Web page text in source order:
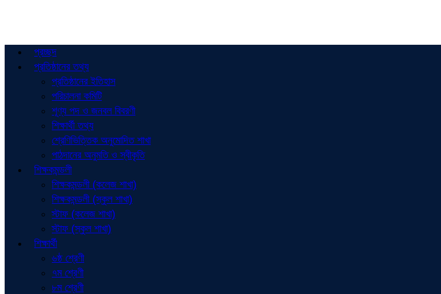
প্রচ্ছদ
প্রতিষ্ঠানের তথ্য
প্রতিষ্ঠানের ইতিহাস
পরিচালনা কমিটি
শূণ্য পদ ও জনবল বিবরণী
শিক্ষার্থী তথ্য
শ্রেণিভিত্তিক অনুমোদিত শাখা
পাঠদানের অনুমতি ও স্বীকৃতি
শিক্ষকমন্ডলী
শিক্ষকমন্ডলী (কলেজ শাখা)
শিক্ষকমন্ডলী (স্কুল শাখা)
স্টাফ (কলেজ শাখা)
স্টাফ (স্কুল শাখা)
শিক্ষার্থী
৬ষ্ঠ শ্রেণী
৭ম শ্রেণী
৮ম শ্রেণী